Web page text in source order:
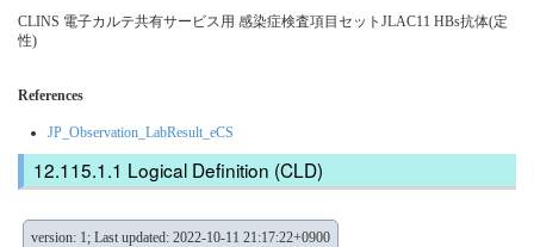
CLINS 電子カルテ共有サービス用 感染症検査項目セットJLAC11 HBs抗体(定
性)
References
JP_Observation_LabResult_eCS
Logical Definition (CLD)
version: 1; Last updated: 2022-10-11 21:17:22+0900